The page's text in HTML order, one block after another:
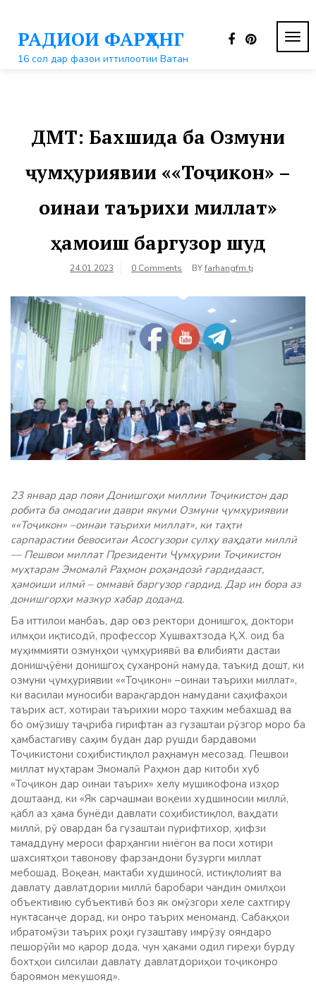
контентуРАДИОИ ФАРҲАНГ
16 сол дар фазои иттилоотии Ватан
ДМТ: Бахшида ба Озмуни
ҷумҳуриявии ««Тоҷикон» –
оинаи таърихи миллат»
ҳамоиш баргузор шуд
24.01.2023 0 Comments BYfarhangfm.tj
23 январ дар пояи Донишгоҳи миллии Тоҷикистон дар
робита ба омодагии даври якуми Озмуни ҷумҳуриявии
««Тоҷикон» –оинаи таърихи миллат», ки таҳти
сарпарастии бевоситаи Асосгузори сулҳу ваҳдати миллӣ
— Пешвои миллат Президенти Ҷумҳурии Тоҷикистон
муҳтарам Эмомалӣ Раҳмон роҳандозӣ гардидааст,
ҳамоиши илмӣ – оммавӣ баргузор гардид. Дар ин бора аз
донишгорҳи мазкур хабар доданд.
Ба иттилои манбаъ, дар оғоз ректори донишгоҳ, доктори
илмҳои иқтисодӣ, профессор Хушвахтзода Қ.Х. оид ба
муҳиммияти озмунҳои ҷумҳуриявӣ ва ғолибияти дастаи
донишҷӯёни донишгоҳ суханронӣ намуда, таъкид дошт, ки
озмуни ҷумҳуриявии ««Тоҷикон» –оинаи таърихи миллат»,
ки василаи муносиби варақгардон намудани саҳифаҳои
таърих аст, хотираи таърихии моро таҳким мебахшад ва
бо омӯзишу таҷриба гирифтан аз гузаштаи рӯзгор моро ба
ҳамбастагиву саҳим будан дар рушди бардавоми
Тоҷикистони соҳибистиқлол раҳнамун месозад. Пешвои
миллат муҳтарам Эмомалӣ Раҳмон дар китоби хуб
«Тоҷикон дар оинаи таърих» хелу мушикофона изҳор
доштаанд, ки «Як сарчашмаи воқеии худшиносии миллӣ,
қабл аз ҳама бунёди давлати соҳибистиқлол, ваҳдати
миллӣ, рӯ овардан ба гузаштаи пурифтихор, ҳифзи
тамаддуну мероси фарҳангии ниёгон ва поси хотири
шахсиятҳои тавонову фарзандони бузурги миллат
мебошад. Воқеан, мактаби худшиносӣ, истиқлолият ва
давлату давлатдории миллӣ баробари чандин омилҳои
объективию субъективӣ боз як омӯзгори хеле сахтгиру
нуктасанҷе дорад, ки онро таърих меноманд. Сабақҳои
ибратомӯзи таърих роҳи гузаштаву имрӯзу ояндаро
пешорӯйи мо қарор дода, чун ҳаками одил гиреҳи бурду
бохтҳои силсилаи давлату давлатдориҳои тоҷиконро
бароямон мекушояд».